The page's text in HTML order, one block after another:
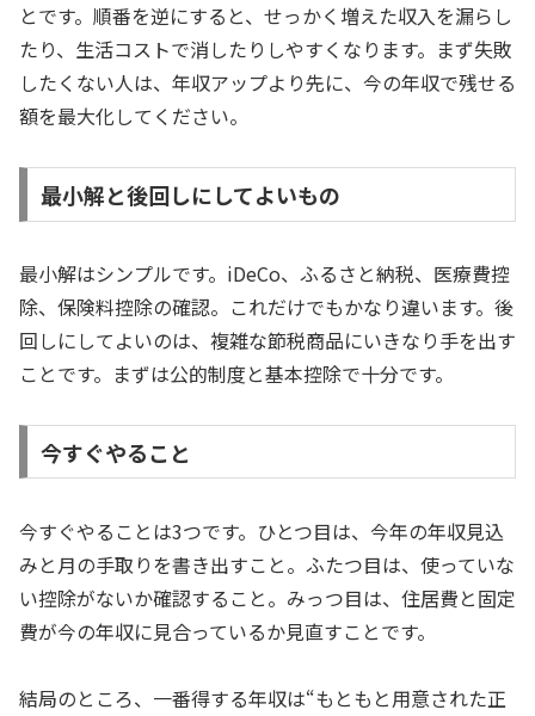
とです。順番を逆にすると、せっかく増えた収入を漏らし
たり、生活コストで消したりしやすくなります。まず失敗
したくない人は、年収アップより先に、今の年収で残せる
額を最大化してください。
最小解と後回しにしてよいもの
最小解はシンプルです。iDeCo、ふるさと納税、医療費控
除、保険料控除の確認。これだけでもかなり違います。後
回しにしてよいのは、複雑な節税商品にいきなり手を出す
ことです。まずは公的制度と基本控除で十分です。
今すぐやること
今すぐやることは3つです。ひとつ目は、今年の年収見込
みと月の手取りを書き出すこと。ふたつ目は、使っていな
い控除がないか確認すること。みっつ目は、住居費と固定
費が今の年収に見合っているか見直すことです。
結局のところ、一番得する年収は“もともと用意された正